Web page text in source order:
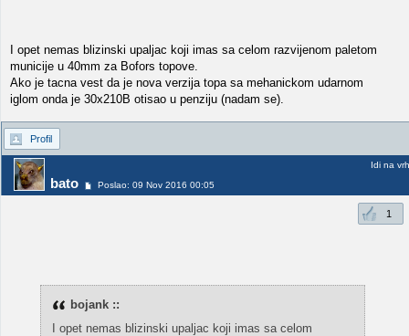
I opet nemas blizinski upaljac koji imas sa celom razvijenom paletom
municije u 40mm za Bofors topove.
Ako je tacna vest da je nova verzija topa sa mehanickom udarnom
iglom onda je 30x210B otisao u penziju (nadam se).
Profil
bato Poslao: 09 Nov 2016 00:05
Idi na vrh
1
bojank ::
I opet nemas blizinski upaljac koji imas sa celom